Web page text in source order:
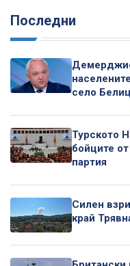
Последни
село
Турското
бойците
партия
Силен
край